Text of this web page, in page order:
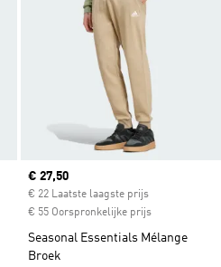
Current price
€ 27,50
€ 22 Laatste laagste prijs
€ 55 Oorspronkelijke prijs
Seasonal Essentials Mélange
Broek